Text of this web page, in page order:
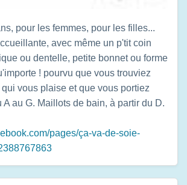
pour les femmes, pour les filles...
avec même un p'tit coin
ou dentelle, petite bonnet ou forme
! pourvu que vous trouviez
vous plaise et que vous portiez
A au G. Maillots de bain, à partir du D.
pages/ça-va-de-soie-